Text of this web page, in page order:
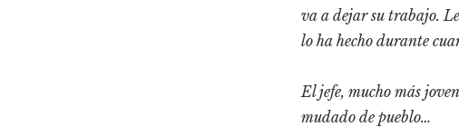
va a dejar su trabajo.
lo ha hecho durante
El jefe, mucho más
mudado de pueblo…